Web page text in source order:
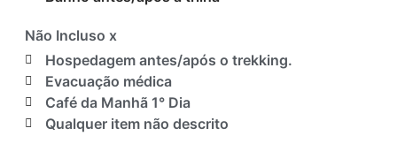
Não Incluso x
Hospedagem antes/após o trekking.
Evacuação médica
Café da Manhã 1° Dia
Qualquer item não descrito